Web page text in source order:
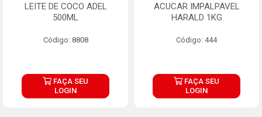
LEITE DE COCO ADEL
500ML
Código: 8808
FAÇA SEU
LOGIN
ACUCAR IMPALPAVEL
HARALD 1KG
Código: 444
FAÇA SEU
LOGIN